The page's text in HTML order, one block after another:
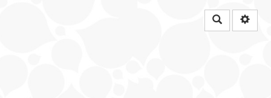
Rechercher